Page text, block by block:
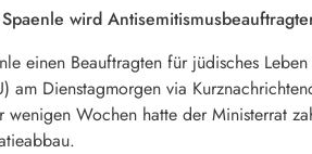
wird
einen Beauftragten für jüdisches
am Dienstagmorgen via
Wochen hatte der Ministerrat